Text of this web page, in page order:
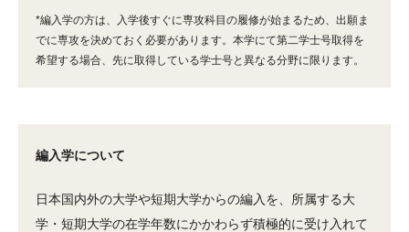
アカデミック（英語）
*編入学の方は、入学後すぐに専攻科目の履修が始まるため、出願ま
でに専攻を決めておく必要があります。本学にて第二学士号取得を
希望する場合、先に取得している学士号と異なる分野に限ります。
編入学について
日本国内外の大学や短期大学からの編入を、所属する大
学・短期大学の在学年数にかかわらず積極的に受け入れて